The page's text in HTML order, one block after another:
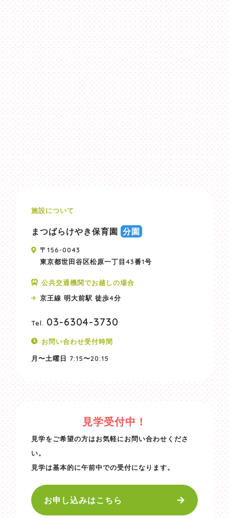
施設について
まつばらけやき保育園 分園
〒156-0043
東京都世田谷区松原一丁目43番1号
公共交通機関でお越しの場合
京王線 明大前駅 徒歩4分
Tel. 03-6304-3730
お問い合わせ受付時間
月〜土曜日 7:15〜20:15
見学受付中！
見学をご希望の方はお気軽にお問い合わせくださ
い。
見学は基本的に午前中での受付になります。
お申し込みはこちら